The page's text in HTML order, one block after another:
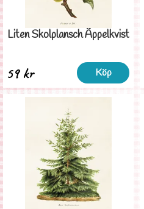
Liten Skolplansch Äppelkvist
59 kr Köp